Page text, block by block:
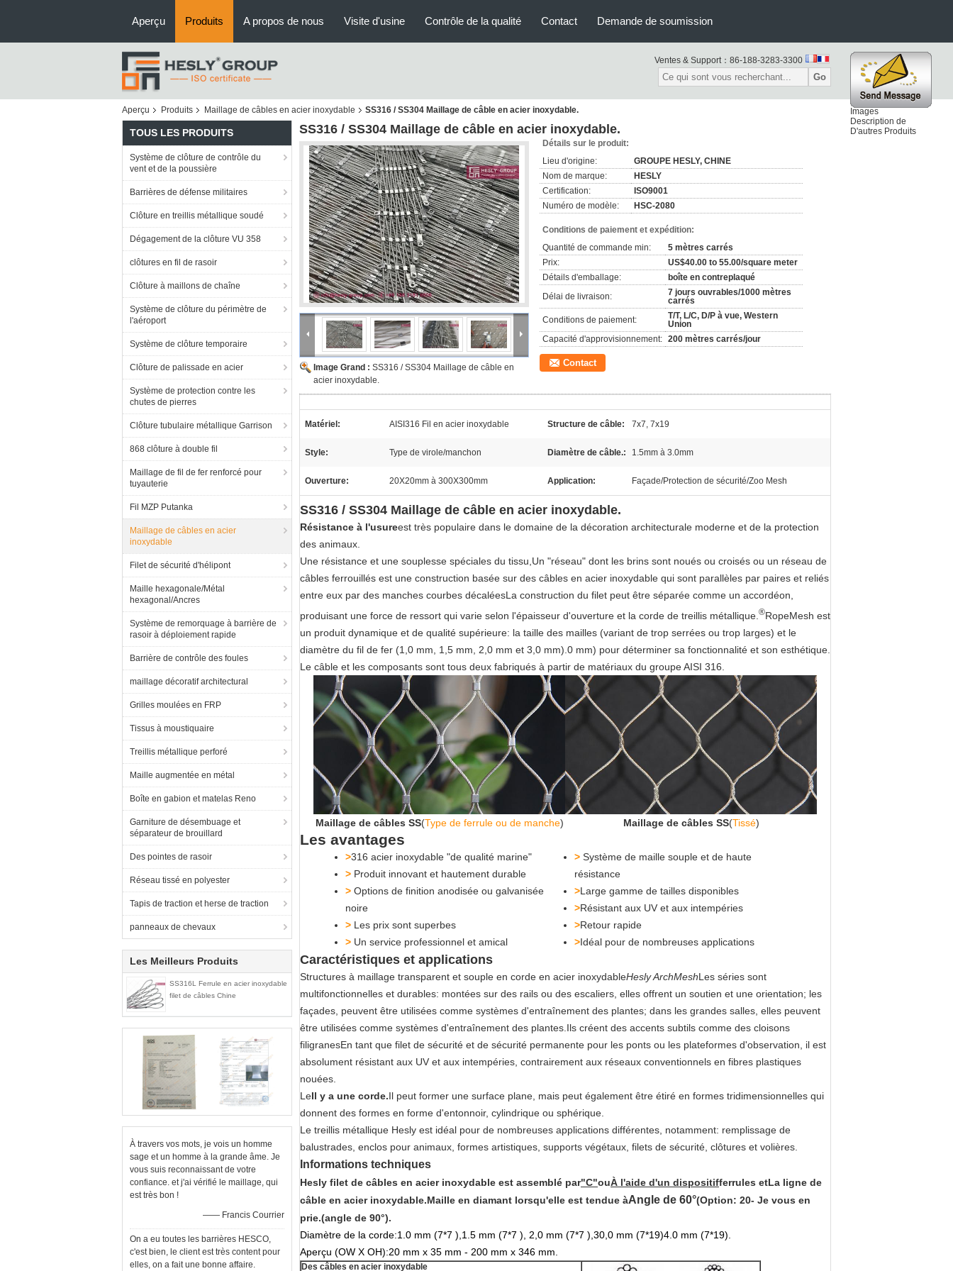
Images
Description de
D'autres Produits
Aperçu Produits A propos de nous Visite d'usine Contrôle de la qualité Contact Demande de soumission
Ventes & Support： 86-188-3283-3300
Go
Aperçu Produits Maillage de câbles en acier inoxydable SS316 / SS304 Maillage de câble en acier inoxydable.
TOUS LES PRODUITS
Système de clôture de contrôle du
vent et de la poussière
Barrières de défense militaires
Clôture en treillis métallique soudé
Dégagement de la clôture VU 358
clôtures en fil de rasoir
Clôture à maillons de chaîne
Système de clôture du périmètre de
l'aéroport
Système de clôture temporaire
Clôture de palissade en acier
Système de protection contre les
chutes de pierres
Clôture tubulaire métallique Garrison
868 clôture à double fil
Maillage de fil de fer renforcé pour
tuyauterie
Fil MZP Putanka
Maillage de câbles en acier
inoxydable
Filet de sécurité d'hélipont
Maille hexagonale/Métal
hexagonal/Ancres
Système de remorquage à barrière de
rasoir à déploiement rapide
Barrière de contrôle des foules
maillage décoratif architectural
Grilles moulées en FRP
Tissus à moustiquaire
Treillis métallique perforé
Maille augmentée en métal
Boîte en gabion et matelas Reno
Garniture de désembuage et
séparateur de brouillard
Des pointes de rasoir
Réseau tissé en polyester
Tapis de traction et herse de traction
panneaux de chevaux
Les Meilleurs Produits
SS316L Ferrule en acier inoxydable
filet de câbles Chine
À travers vos mots, je vois un homme
sage et un homme à la grande âme. Je
vous suis reconnaissant de votre
confiance. et j'ai vérifié le maillage, qui
est très bon !
—— Francis Courrier
On a eu toutes les barrières HESCO,
c'est bien, le client est très content pour
elles, on a fait une bonne affaire.
SS316 / SS304 Maillage de câble en acier inoxydable.
Image Grand : SS316 / SS304 Maillage de câble en
acier inoxydable.
Détails sur le produit:
Lieu d'origine:
GROUPE HESLY, CHINE
Nom de marque:
HESLY
Certification:
ISO9001
Numéro de modèle:
HSC-2080
Conditions de paiement et expédition:
Quantité de commande min:
5 mètres carrés
Prix:
US$40.00 to 55.00/square meter
Détails d'emballage:
boîte en contreplaqué
Délai de livraison:
7 jours ouvrables/1000 mètres
carrés
Conditions de paiement:
T/T, L/C, D/P à vue, Western
Union
Capacité d'approvisionnement: 200 mètres carrés/jour
Contact
Matériel: AISI316 Fil en acier inoxydable Structure de câble: 7x7, 7x19
Style: Type de virole/manchon Diamètre de câble.: 1.5mm à 3.0mm
Ouverture: 20X20mm à 300X300mm Application: Façade/Protection de sécurité/Zoo Mesh
SS316 / SS304 Maillage de câble en acier inoxydable.
Résistance à l'usureest très populaire dans le domaine de la décoration architecturale moderne et de la protection
des animaux.
Une résistance et une souplesse spéciales du tissu,Un "réseau" dont les brins sont noués ou croisés ou un réseau de
câbles ferrouillés est une construction basée sur des câbles en acier inoxydable qui sont parallèles par paires et reliés
entre eux par des manches courbes décaléesLa construction du filet peut être séparée comme un accordéon,
produisant une force de ressort qui varie selon l'épaisseur d'ouverture et la corde de treillis métallique. ®RopeMesh est
un produit dynamique et de qualité supérieure: la taille des mailles (variant de trop serrées ou trop larges) et le
diamètre du fil de fer (1,0 mm, 1,5 mm, 2,0 mm et 3,0 mm).0 mm) pour déterminer sa fonctionnalité et son esthétique.
Le câble et les composants sont tous deux fabriqués à partir de matériaux du groupe AISI 316.
Maillage de câbles SS(Type de ferrule ou de manche) Maillage de câbles SS(Tissé)
Les avantages
>316 acier inoxydable "de qualité marine"
> Produit innovant et hautement durable
> Options de finition anodisée ou galvanisée
noire
> Les prix sont superbes
> Un service professionnel et amical
> Système de maille souple et de haute
résistance
>Large gamme de tailles disponibles
>Résistant aux UV et aux intempéries
>Retour rapide
>Idéal pour de nombreuses applications
Caractéristiques et applications
Structures à maillage transparent et souple en corde en acier inoxydableHesly ArchMeshLes séries sont
multifonctionnelles et durables: montées sur des rails ou des escaliers, elles offrent un soutien et une orientation; les
façades, peuvent être utilisées comme systèmes d'entraînement des plantes; dans les grandes salles, elles peuvent
être utilisées comme systèmes d'entraînement des plantes.Ils créent des accents subtils comme des cloisons
filigranesEn tant que filet de sécurité et de sécurité permanente pour les ponts ou les plateformes d'observation, il est
absolument résistant aux UV et aux intempéries, contrairement aux réseaux conventionnels en fibres plastiques
nouées.
LeIl y a une corde.Il peut former une surface plane, mais peut également être étiré en formes tridimensionnelles qui
donnent des formes en forme d'entonnoir, cylindrique ou sphérique.
Le treillis métallique Hesly est idéal pour de nombreuses applications différentes, notamment: remplissage de
balustrades, enclos pour animaux, formes artistiques, supports végétaux, filets de sécurité, clôtures et volières.
Informations techniques
Hesly filet de câbles en acier inoxydable est assemblé par"C"ouÀ l'aide d'un dispositifferrules etLa ligne de
câble en acier inoxydable.Maille en diamant lorsqu'elle est tendue àAngle de 60°(Option: 20- Je vous en
prie.(angle de 90°).
Diamètre de la corde:1.0 mm (7*7 ),1.5 mm (7*7 ), 2,0 mm (7*7 ),30,0 mm (7*19)4.0 mm (7*19).
Aperçu (OW X OH):20 mm x 35 mm - 200 mm x 346 mm.
Des câbles en acier inoxydable